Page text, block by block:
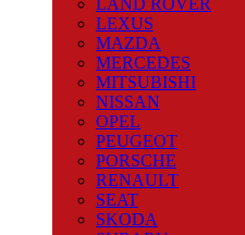
LAND ROVER
LEXUS
MAZDA
MERCEDES
MITSUBISHI
NISSAN
OPEL
PEUGEOT
PORSCHE
RENAULT
SEAT
SKODA